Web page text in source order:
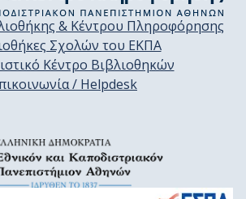
& Κέντρου Πληροφόρησης
Σχολών του ΕΚΠΑ
Κέντρο Βιβλιοθηκών
/ Helpdesk